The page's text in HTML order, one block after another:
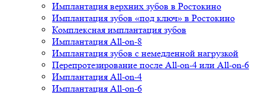
Имплантация верхних зубов в Ростокино
Имплантация зубов «под ключ» в Ростокино
Комплексная имплантация зубов
Имплантация All-on-8
Имплантация зубов с немедленной нагрузкой
Перепротезирование после All-on-4 или All-on-6
Имплантация All-on-4
Имплантация All-on-6